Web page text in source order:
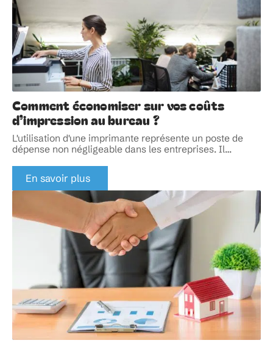
Comment économiser sur vos coûts
d’impression au bureau ?
L'utilisation d'une imprimante représente un poste de
dépense non négligeable dans les entreprises. Il…
En savoir plus